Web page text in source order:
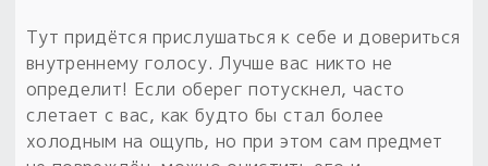
Тут придётся прислушаться к себе и довериться
внутреннему голосу. Лучше вас никто не
определит! Если оберег потускнел, часто
слетает с вас, как будто бы стал более
холодным на ощупь, но при этом сам предмет